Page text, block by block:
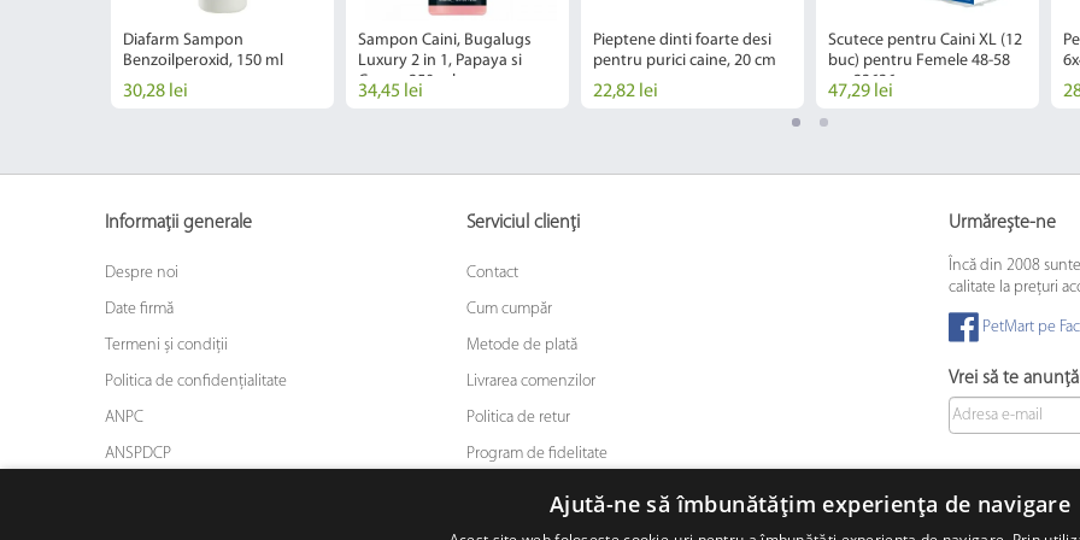
Diafarm Sampon
Benzoilperoxid, 150 ml
30,28 lei
Sampon Caini, Bugalugs
Luxury 2 in 1, Papaya si
Cocos, 250 ml
34,45 lei
Pieptene dinti foarte desi
pentru purici caine, 20 cm
22,82 lei
Scutece pentru Caini XL (12
buc) pentru Femele 48-58
cm 23636
47,29 lei
Informații generale
Despre noi
Date firmă
Termeni și condiții
Politica de confidențialitate
ANPC
ANSPDCP
Serviciul clienți
Contact
Cum cumpăr
Metode de plată
Livrarea comenzilor
Politica de retur
Program de fidelitate
Urmărește-ne
Încă din 2008
calitate la prețuri
PetMart pe
Vrei să te
Ajută-ne să îmbunătățim experiența de navigare